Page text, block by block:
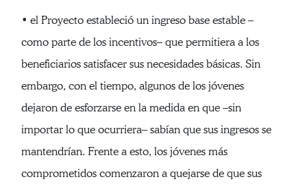
• el Proyecto estableció un ingreso base estable –
como parte de los incentivos– que permitiera a los
beneficiarios satisfacer sus necesidades básicas. Sin
embargo, con el tiempo, algunos de los jóvenes
dejaron de esforzarse en la medida en que –sin
importar lo que ocurriera– sabían que sus ingresos se
mantendrían. Frente a esto, los jóvenes más
comprometidos comenzaron a quejarse de que sus